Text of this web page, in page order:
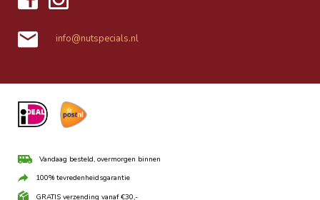
info@nutspecials.nl
Vandaag besteld, overmorgen binnen
100% tevredenheidsgarantie
GRATIS verzending vanaf €30,-